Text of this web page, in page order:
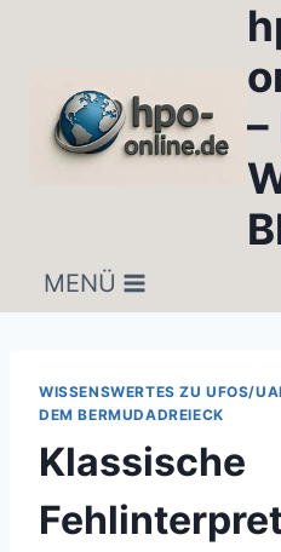
–
MENÜ
WISSENSWERTES ZU UFOS/
DEM BERMUDADREIECK
Klassische